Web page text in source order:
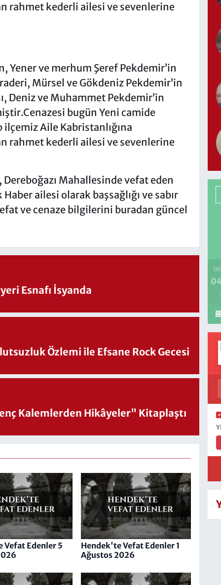
rahmet kederli ailesi ve sevenlerine
Yener ve merhum Şeref Pekdemir’in
Mürsel ve Gökdeniz Pekdemir’in
Deniz ve Muhammet Pekdemir’in
bugün Yeni camide
ilçemiz Aile Kabristanlığına
rahmet kederli ailesi ve sevenlerine
Mahallesinde vefat eden
ailesi olarak başsağlığı ve sabır
ve cenaze bilgilerini buradan güncel
Esnafı İsyanda
Özlemi ile Efsane Rock Gecesi
Kalemlerden Hikâyeler" Kitaplaştı
Vefat Edenler 5
Hendek'te Vefat Edenler 1
Ağustos 2026